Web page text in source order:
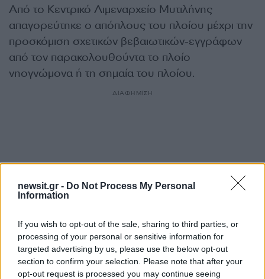
newsit.gr - Do Not Process My Personal
Information
If you wish to opt-out of the sale, sharing to third parties, or
processing of your personal or sensitive information for
targeted advertising by us, please use the below opt-out
section to confirm your selection. Please note that after your
opt-out request is processed you may continue seeing
Από το Κεντρικό Λιμεναρχείο Μυτιλήνης
απαγορεύτηκε ο απόπλους του πλοίου μέχρι την
προσκόμιση σχετικών βεβαιωτικών-εγγράφων
από τον παρακολουθούντα το πλοίο
νηογνώμονα ή τη σημαία του πλοίου.
ΔΙΑΦΗΜΙΣΗ
Αν τα χάσατε